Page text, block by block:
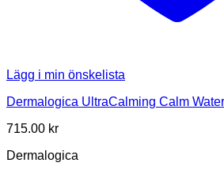
Lägg i min önskelista
Dermalogica UltraCalming Calm
715.00 kr
Dermalogica